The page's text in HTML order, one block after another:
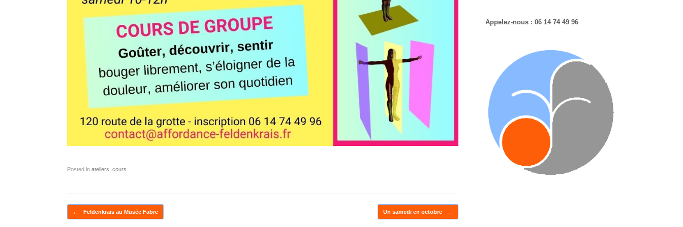
Posted in ateliers cours
Post navigation
← Feldenkrais au Musée Fabre Un samedi en octobre →
Appelez-nous : 06 14 74 49 96